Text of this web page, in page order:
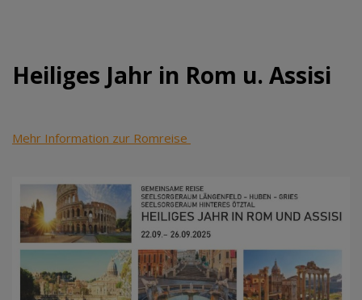
Heiliges Jahr in Rom u. Assisi
Mehr Information zur Romreise